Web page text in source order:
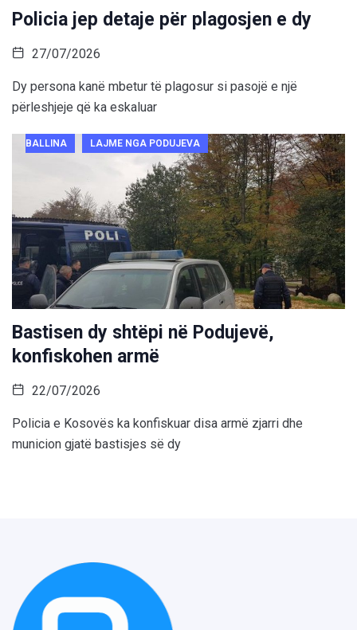
Policia jep detaje për plagosjen e dy
27/07/2026
Dy persona kanë mbetur të plagosur si pasojë e një
përleshjeje që ka eskaluar
BALLINA LAJME NGA PODUJEVA
Bastisen dy shtëpi në Podujevë,
konfiskohen armë
22/07/2026
Policia e Kosovës ka konfiskuar disa armë zjarri dhe
municion gjatë bastisjes së dy